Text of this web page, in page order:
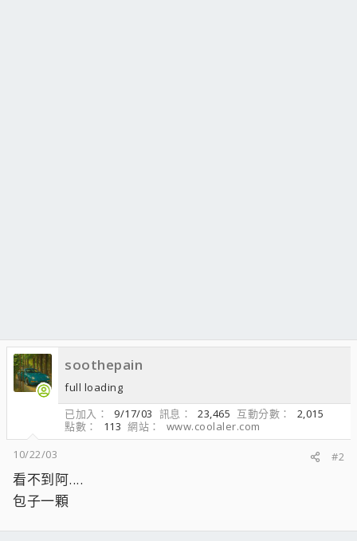
soothepain
full loading
已加入
9/17/03 訊息 23,465 互動分數
2,015
點數
113 網站
www.coolaler.com
10/22/03
#2
看不到阿....
包子一顆